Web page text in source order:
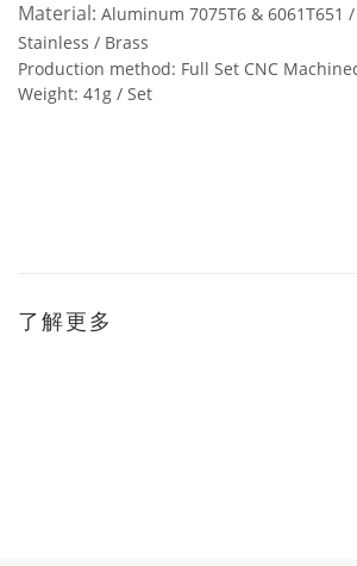
Material: Aluminum 7075T6 & 6061T651
Stainless / Brass
Production method: Full Set CNC
Weight: 41g / Set
了解更多